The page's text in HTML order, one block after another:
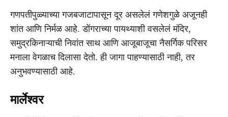
गणपतीपुळ्याच्या गजबजाटापासून दूर असलेलं गणेशगुळे अजूनही
शांत आणि निर्मळ आहे. डोंगराच्या पायथ्याशी वसलेलं मंदिर,
समुद्रकिनाऱ्याची निवांत साथ आणि आजूबाजूचा नैसर्गिक परिसर
मनाला वेगळाच दिलासा देतो. ही जागा पाहण्यासाठी नाही, तर
अनुभवण्यासाठी आहे.
मार्लेश्वर